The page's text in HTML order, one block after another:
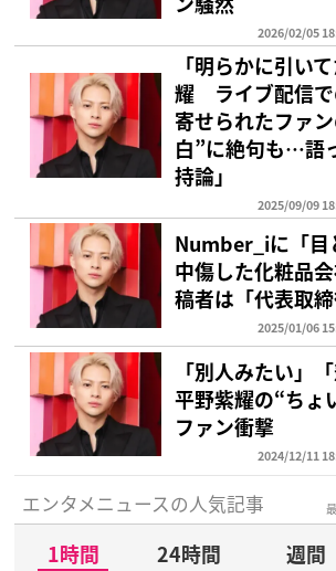
2026/02/05
「明らかに引い
耀 ライブ配信で
寄せられたファ
白”に絶句も…語
持論」
2025/09/09
Number_iに「目
中傷した化粧品
稿者は「代表取
2025/01/06
「別人みたい」
平野紫耀の“ちょ
ファン衝撃
2024/12/11
エンタメニュースの人気記事
1時間 24時間 週間